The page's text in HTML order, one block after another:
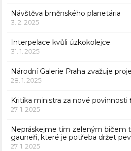
Návštěva brněnského planetária
3. 2. 2025
Interpelace kvůli úzkokolejce
31. 1. 2025
Národní Galerie Praha zvažuje
28. 1. 2025
Kritika ministra za nové povinnosti
27. 1. 2025
Nepráskejme tím zeleným bičem
gauneři, které je potřeba držet
27. 1. 2025